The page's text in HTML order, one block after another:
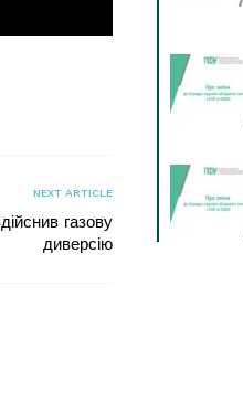
NEXT ARTICLE
газову
диверсію